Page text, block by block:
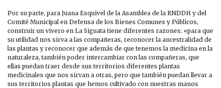
Por su parte, para Juana Esquivel de la Asamblea de la RNDDH y del
Comité Municipal en Defensa de los Bienes Comunes y Públicos,
construir un vivero en La Siguata tiene diferentes razones: «para que
su utilidad nos sirva a las compañeras, reconocer la ancestralidad de
las plantas y reconocer que además de que tenemos la medicina en la
naturaleza, también poder intercambiar con las compañeras, que
ellas puedan traer desde sus territorios diferentes plantas
medicinales que nos sirvan a otras, pero que también puedan llevar a
sus territorios plantas que hemos cultivado con nuestras manos